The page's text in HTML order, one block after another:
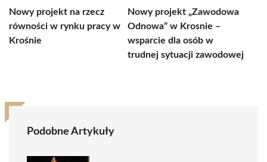
Nowy projekt na rzecz
równości w rynku pracy w
Krośnie
Nowy projekt „Zawodowa
Odnowa” w Krosnie –
wsparcie dla osób w
trudnej sytuacji zawodowej
Podobne Artykuły